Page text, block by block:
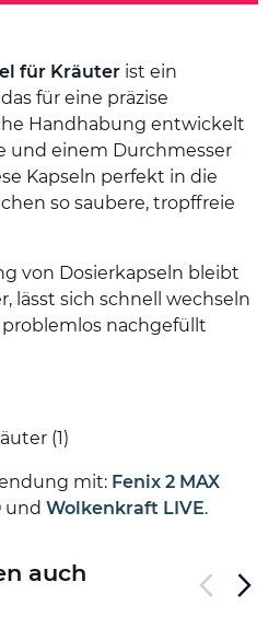
für Kräuter ist ein
für eine präzise
Handhabung entwickelt
und einem Durchmesser
Kapseln perfekt in die
so saubere, tropffreie
von Dosierkapseln bleibt
lässt sich schnell wechseln
nachgefüllt
(1)
mit: Fenix 2 MAX
und Wolkenkraft LIVE.
auch